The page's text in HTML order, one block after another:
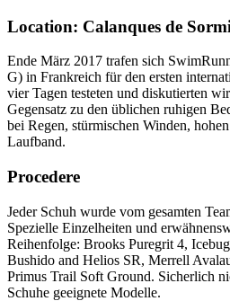
Location: Calanques de
Ende März 2017 trafen sich
G) in Frankreich für den ersten
vier Tagen testeten und diskutierten
Gegensatz zu den üblichen ruhigen
bei Regen, stürmischen Winden,
Laufband.
Procedere
Jeder Schuh wurde vom gesamten
Spezielle Einzelheiten und
Reihenfolge: Brooks Puregrit 4,
Bushido and Helios SR, Merrell
Primus Trail Soft Ground. Sicherlich
Schuhe geeignete Modelle.